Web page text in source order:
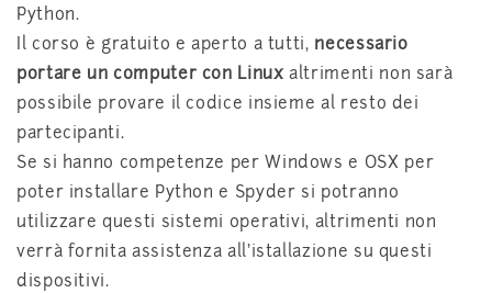
Python.
Il corso è gratuito e aperto a tutti, necessario
portare un computer con Linuxaltrimenti non sarà
possibile provare il codice insieme al resto dei
partecipanti.
Se si hanno competenze per Windows e OSX per
poter installare Python e Spyder si potranno
utilizzare questi sistemi operativi, altrimenti non
verrà fornita assistenza all’istallazione su questi
dispositivi.